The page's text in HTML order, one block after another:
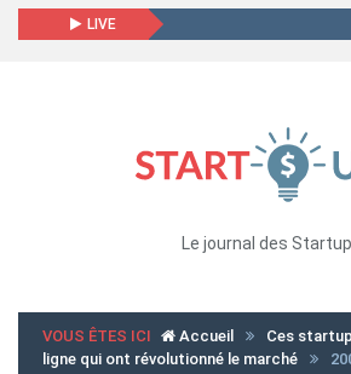
LIVE
Le journal des
VOUS ÊTES ICI Accueil
Ces
ligne qui ont révolutionné le marché